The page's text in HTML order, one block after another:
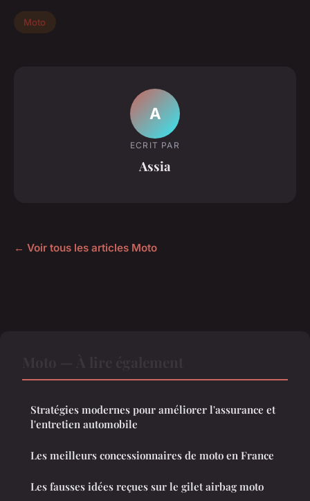
Moto
A
ECRIT PAR
Assia
← Voir tous les articles Moto
Stratégies modernes pour améliorer l'assurance et
l'entretien automobile
Les meilleurs concessionnaires de moto en France
Les fausses idées reçues sur le gilet airbag moto